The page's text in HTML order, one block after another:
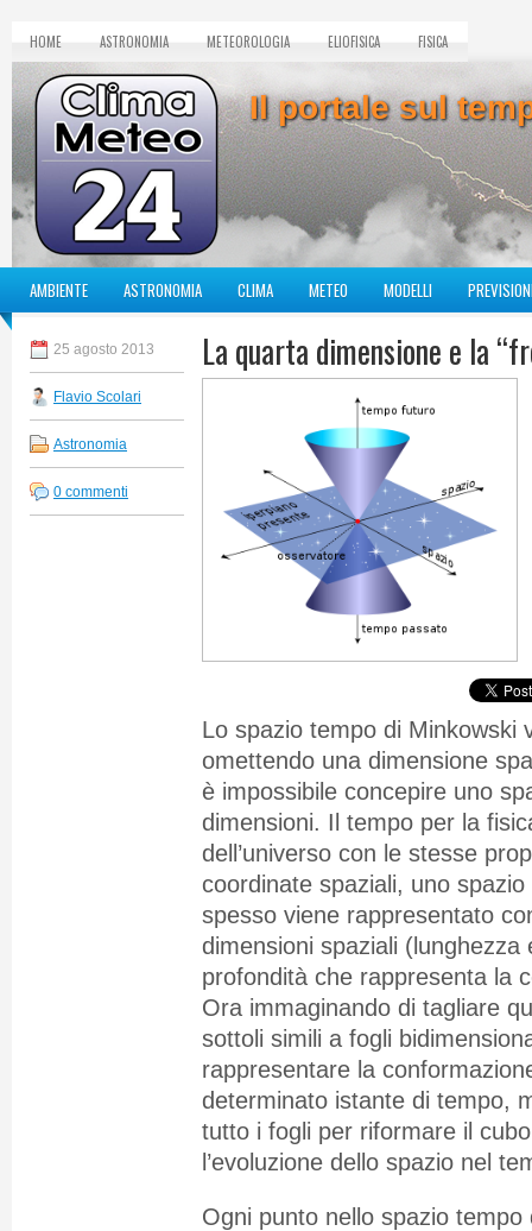
HOME ASTRONOMIA METEOROLOGIA ELIOFISICA FISICA
Il portale sul
AMBIENTE ASTRONOMIA CLIMA METEO MODELLI
25 agosto 2013
Flavio Scolari
Astronomia
0 commenti
La quarta dimensione e la
Lo spazio tempo di Minkowski
omettendo una dimensione
è impossibile concepire uno
dimensioni. Il tempo per la
dell’universo con le stesse
coordinate spaziali, uno
spesso viene rappresentato
dimensioni spaziali (lunghezza
profondità che rappresenta la
Ora immaginando di tagliare
sottoli simili a fogli
rappresentare la
determinato istante di tempo,
tutto i fogli per riformare il
l’evoluzione dello spazio nel
Ogni punto nello spazio tempo